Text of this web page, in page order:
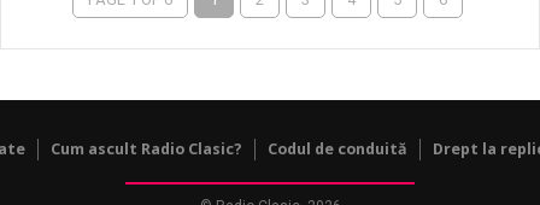
Cum ascult Radio Clasic? Codul de conduită Drept la